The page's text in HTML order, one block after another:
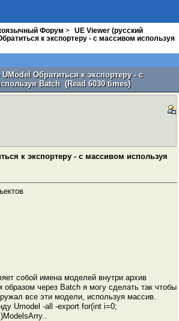
Форум >
UE Viewer (русский
к экспортеру - с массивом используя
Обратиться к экспортеру - с
Batch (Read 6030 times)
к экспортеру - с массивом используя
собой имена моделей внутри архив
образом через Batch я могу сделать так чтобы
все эти модели, используя массив.
Umodel -all -export for(int i=0;
..